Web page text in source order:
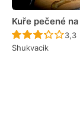
Kuře pečené
3,3
Shukvacik